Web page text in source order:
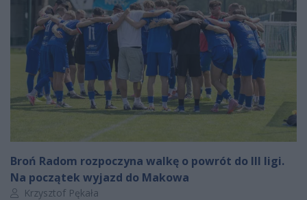
Broń Radom rozpoczyna walkę o powrót do III ligi.
Na początek wyjazd do Makowa
Autor artykułu:
Krzysztof Pękała